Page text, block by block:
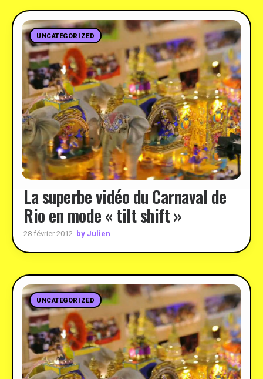
UNCATEGORIZED
La superbe vidéo du Carnaval de
Rio en mode « tilt shift »
28 février 2012 by Julien
UNCATEGORIZED